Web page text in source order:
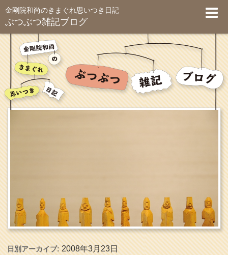
金剛院和尚のきまぐれ思いつき日記
ぶつぶつ雑記ブログ
日別アーカイブ:2008年3月23日